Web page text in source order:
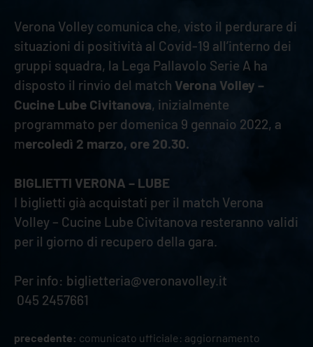
Verona Volley comunica che, visto il perdurare di
situazioni di positività al Covid-19 all’interno dei
gruppi squadra, la Lega Pallavolo Serie A ha
disposto il rinvio del match Verona Volley –
Cucine Lube Civitanova, inizialmente
programmato per domenica 9 gennaio 2022, a
mercoledì 2 marzo, ore 20.30.
BIGLIETTI VERONA – LUBE
I biglietti già acquistati per il match Verona
Volley – Cucine Lube Civitanova resteranno validi
per il giorno di recupero della gara.
Per info: biglietteria@veronavolley.it
045 2457661
precedente: comunicato ufficiale: aggiornamento